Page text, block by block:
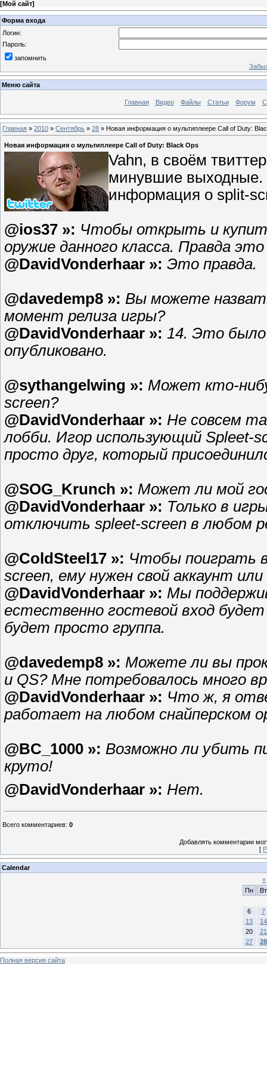
[Мой сайт]
Форма входа
Логин:
Пароль:
запомнить
Меню сайта
Главная Видео Файлы Статьи Форум
Главная » 2010 » Сентябрь » 28 » Новая информация о мультиплеере Call of Duty:
Новая информация о мультиплеере Call of Duty: Black Ops
Vahn, в своём
минувшие выходные.
информация о split-
@ios37 »: Чтобы открыть и
оружие данного класса. Правда
@DavidVonderhaar »: Это правда.
@davedemp8 »: Вы можете
момент релиза игры?
@DavidVonderhaar »: 14. Это было
опубликовано.
@sythangelwing »: Может кто-
screen?
@DavidVonderhaar »: Не совсем
лобби. Игор использующий Spleet-
просто друг, который
@SOG_Krunch »: Может ли мой
@DavidVonderhaar »: Только в
отключить spleet-screen в любом
@ColdSteel17 »: Чтобы поиграть
screen, ему нужен свой аккаунт
@DavidVonderhaar »: Мы
естественно гостевой вход
будет просто группа.
@davedemp8 »: Можете ли вы
и QS? Мне потребовалось много
@DavidVonderhaar »: Что ж, я
работает на любом снайперском
@BC_1000 »: Возможно ли убить
круто!
@DavidVonderhaar »: Нет.
Всего комментариев: 0
Добавлять комментарии
[
Calendar
«
Пн
Вт
6
7
13
14
20
21
27
28
Полная версия сайта